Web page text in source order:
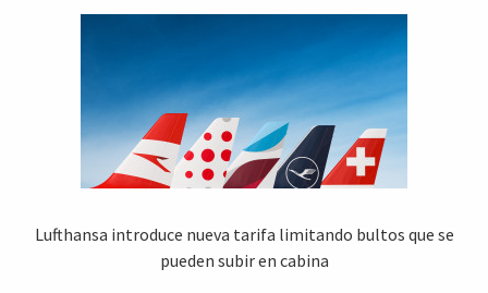
Lufthansa introduce nueva tarifa limitando bultos que se
pueden subir en cabina